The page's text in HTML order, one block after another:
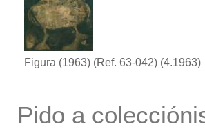
Figura (1963) (Ref. 63-042) (4.1963)
Pido a